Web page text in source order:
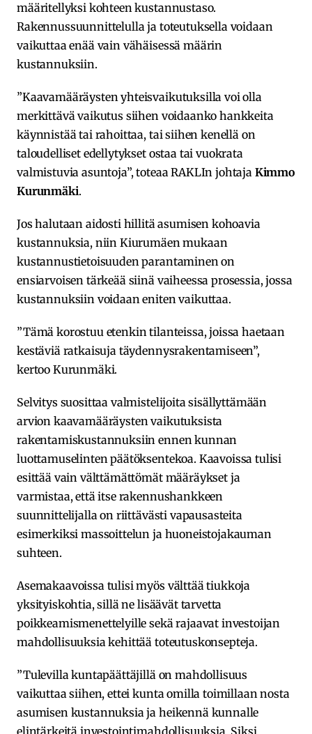
määritellyksi kohteen kustannustaso.
Rakennussuunnittelulla ja toteutuksella voidaan
vaikuttaa enää vain vähäisessä määrin
kustannuksiin.
”Kaavamääräysten yhteisvaikutuksilla voi olla
merkittävä vaikutus siihen voidaanko hankkeita
käynnistää tai rahoittaa, tai siihen kenellä on
taloudelliset edellytykset ostaa tai vuokrata
valmistuvia asuntoja”, toteaa RAKLIn johtaja Kimmo
Kurunmäki.
Jos halutaan aidosti hillitä asumisen kohoavia
kustannuksia, niin Kiurumäen mukaan
kustannustietoisuuden parantaminen on
ensiarvoisen tärkeää siinä vaiheessa prosessia, jossa
kustannuksiin voidaan eniten vaikuttaa.
”Tämä korostuu etenkin tilanteissa, joissa haetaan
kestäviä ratkaisuja täydennysrakentamiseen”,
kertoo Kurunmäki.
Selvitys suosittaa valmistelijoita sisällyttämään
arvion kaavamääräysten vaikutuksista
rakentamiskustannuksiin ennen kunnan
luottamuselinten päätöksentekoa. Kaavoissa tulisi
esittää vain välttämättömät määräykset ja
varmistaa, että itse rakennushankkeen
suunnittelijalla on riittävästi vapausasteita
esimerkiksi massoittelun ja huoneistojakauman
suhteen.
Asemakaavoissa tulisi myös välttää tiukkoja
yksityiskohtia, sillä ne lisäävät tarvetta
poikkeamismenettelyille sekä rajaavat investoijan
mahdollisuuksia kehittää toteutuskonsepteja.
”Tulevilla kuntapäättäjillä on mahdollisuus
vaikuttaa siihen, ettei kunta omilla toimillaan nosta
asumisen kustannuksia ja heikennä kunnalle